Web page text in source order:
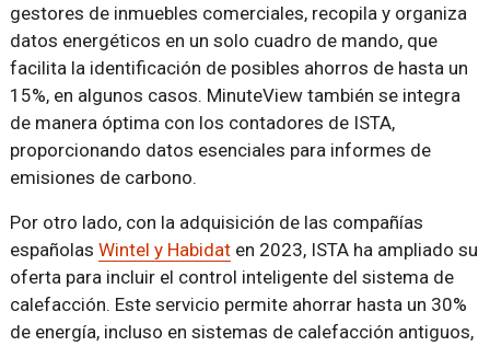
gestores de inmuebles comerciales, recopila y organiza
datos energéticos en un solo cuadro de mando, que
facilita la identificación de posibles ahorros de hasta un
15%, en algunos casos. MinuteView también se integra
de manera óptima con los contadores de ISTA,
proporcionando datos esenciales para informes de
emisiones de carbono.
Por otro lado, con la adquisición de las compañías
españolas Wintel y Habidaten 2023, ISTA ha ampliado su
oferta para incluir el control inteligente del sistema de
calefacción. Este servicio permite ahorrar hasta un 30%
de energía, incluso en sistemas de calefacción antiguos,